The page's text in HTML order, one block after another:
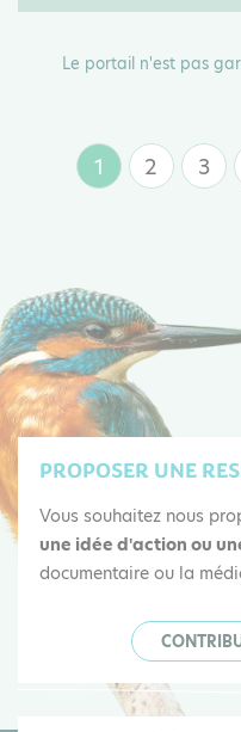
Le portail n'est pas
Page
1 Page
2 3
PROPOSER UNE
Vous souhaitez nous
une idée d'action ou
documentaire ou la